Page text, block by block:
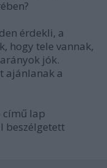
érdekli, a
hogy tele vannak,
jók.
ajánlanak a
című lap
beszélgetett